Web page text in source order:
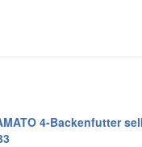
4-Backenfutter